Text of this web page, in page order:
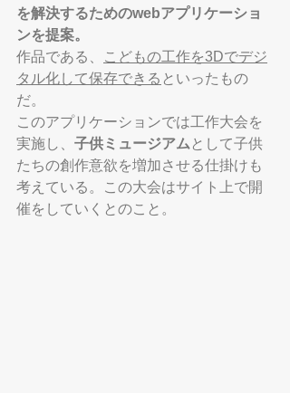
を解決するためのwebアプリケーショ
ンを提案。
作品である、
こどもの工作を3Dでデジ
タル化して保存できる といったもの
だ。
このアプリケーションでは工作大会を
実施し、 子供ミュージアム として子供
たちの創作意欲を増加させる仕掛けも
考えている。この大会はサイト上で開
催をしていくとのこと。